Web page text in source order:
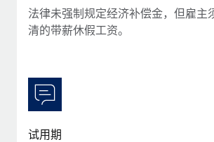
法律未强制规定经济补偿金，但雇主
清的带薪休假工资。
试用期